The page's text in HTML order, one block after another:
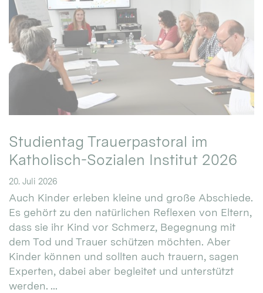
Studientag Trauerpastoral im
Katholisch-Sozialen Institut 2026
20. Juli 2026
Auch Kinder erleben kleine und große Abschiede.
Es gehört zu den natürlichen Reflexen von Eltern,
dass sie ihr Kind vor Schmerz, Begegnung mit
dem Tod und Trauer schützen möchten. Aber
Kinder können und sollten auch trauern, sagen
Experten, dabei aber begleitet und unterstützt
werden. ...